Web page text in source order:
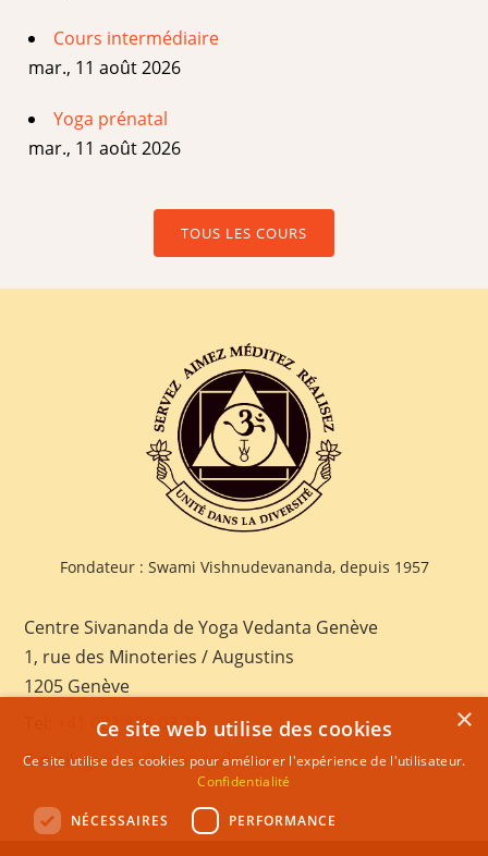
Cours intermédiaire
mar., 11 août 2026
Yoga prénatal
mar., 11 août 2026
TOUS LES COURS
Fondateur : Swami Vishnudevananda, depuis 1957
Centre Sivananda de Yoga Vedanta Genève
1, rue des Minoteries / Augustins
1205 Genève
+41 022 328 03 28
E-mail:geneva@sivananda.net
×
Ce site web utilise des cookies
Ce site utilise des cookies pour améliorer l'expérience de l'utilisateur.
Confidentialité
NÉCESSAIRES PERFORMANCE